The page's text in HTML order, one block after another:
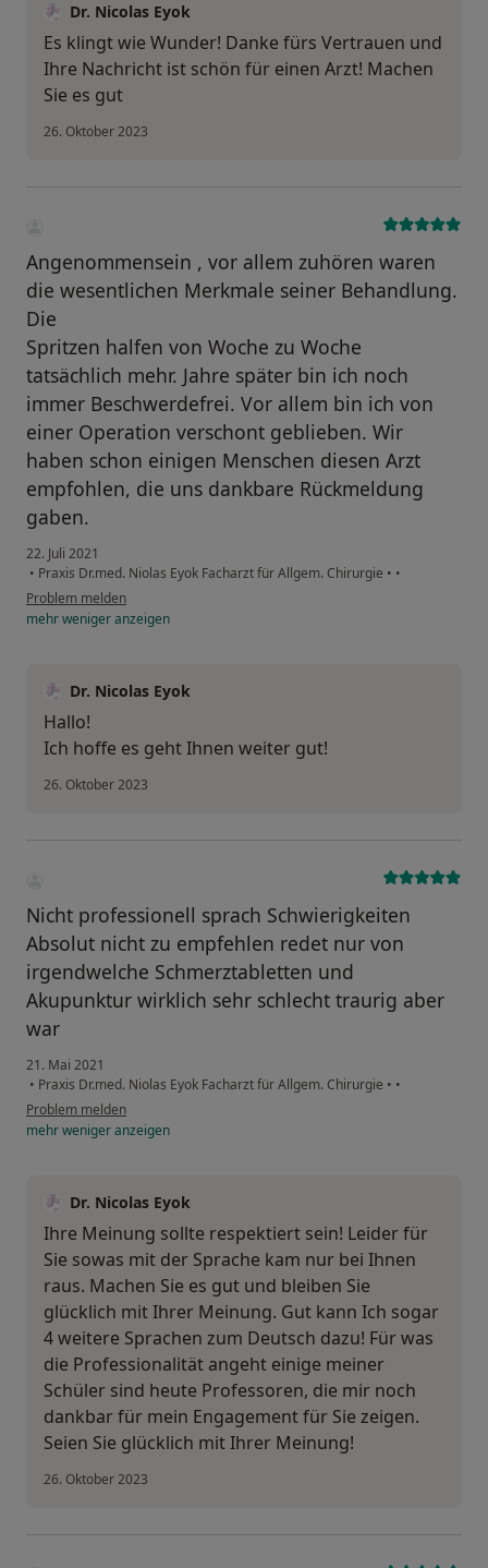
Dr. Nicolas Eyok
Es klingt wie Wunder! Danke fürs Vertrauen und
Ihre Nachricht ist schön für einen Arzt! Machen
Sie es gut
26. Oktober 2023
Angenommensein , vor allem zuhören waren
die wesentlichen Merkmale seiner Behandlung.
Die
Spritzen halfen von Woche zu Woche
tatsächlich mehr. Jahre später bin ich noch
immer Beschwerdefrei. Vor allem bin ich von
einer Operation verschont geblieben. Wir
haben schon einigen Menschen diesen Arzt
empfohlen, die uns dankbare Rückmeldung
gaben.
22. Juli 2021
• Praxis Dr.med. Niolas Eyok Facharzt für Allgem. Chirurgie • •
Problem melden
mehrwenigeranzeigen
Dr. Nicolas Eyok
Hallo!
Ich hoffe es geht Ihnen weiter gut!
26. Oktober 2023
Nicht professionell sprach Schwierigkeiten
Absolut nicht zu empfehlen redet nur von
irgendwelche Schmerztabletten und
Akupunktur wirklich sehr schlecht traurig aber
war
21. Mai 2021
• Praxis Dr.med. Niolas Eyok Facharzt für Allgem. Chirurgie • •
Problem melden
mehrwenigeranzeigen
Dr. Nicolas Eyok
Ihre Meinung sollte respektiert sein! Leider für
Sie sowas mit der Sprache kam nur bei Ihnen
raus. Machen Sie es gut und bleiben Sie
glücklich mit Ihrer Meinung. Gut kann Ich sogar
4 weitere Sprachen zum Deutsch dazu! Für was
die Professionalität angeht einige meiner
Schüler sind heute Professoren, die mir noch
dankbar für mein Engagement für Sie zeigen.
Seien Sie glücklich mit Ihrer Meinung!
26. Oktober 2023